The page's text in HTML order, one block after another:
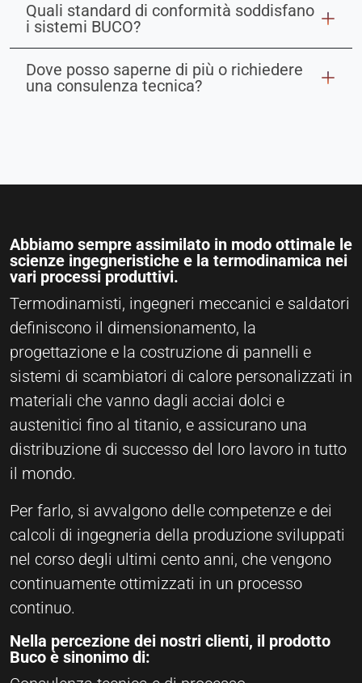
Quali standard di conformità soddisfano
i sistemi BUCO?
Dove posso saperne di più o richiedere
una consulenza tecnica?
Abbiamo sempre assimilato in modo ottimale le
scienze ingegneristiche e la termodinamica nei
vari processi produttivi.
Termodinamisti, ingegneri meccanici e saldatori
definiscono il dimensionamento, la
progettazione e la costruzione di pannelli e
sistemi di scambiatori di calore personalizzati in
materiali che vanno dagli acciai dolci e
austenitici fino al titanio, e assicurano una
distribuzione di successo del loro lavoro in tutto
il mondo.
Per farlo, si avvalgono delle competenze e dei
calcoli di ingegneria della produzione sviluppati
nel corso degli ultimi cento anni, che vengono
continuamente ottimizzati in un processo
continuo.
Nella percezione dei nostri clienti, il prodotto
Buco è sinonimo di: